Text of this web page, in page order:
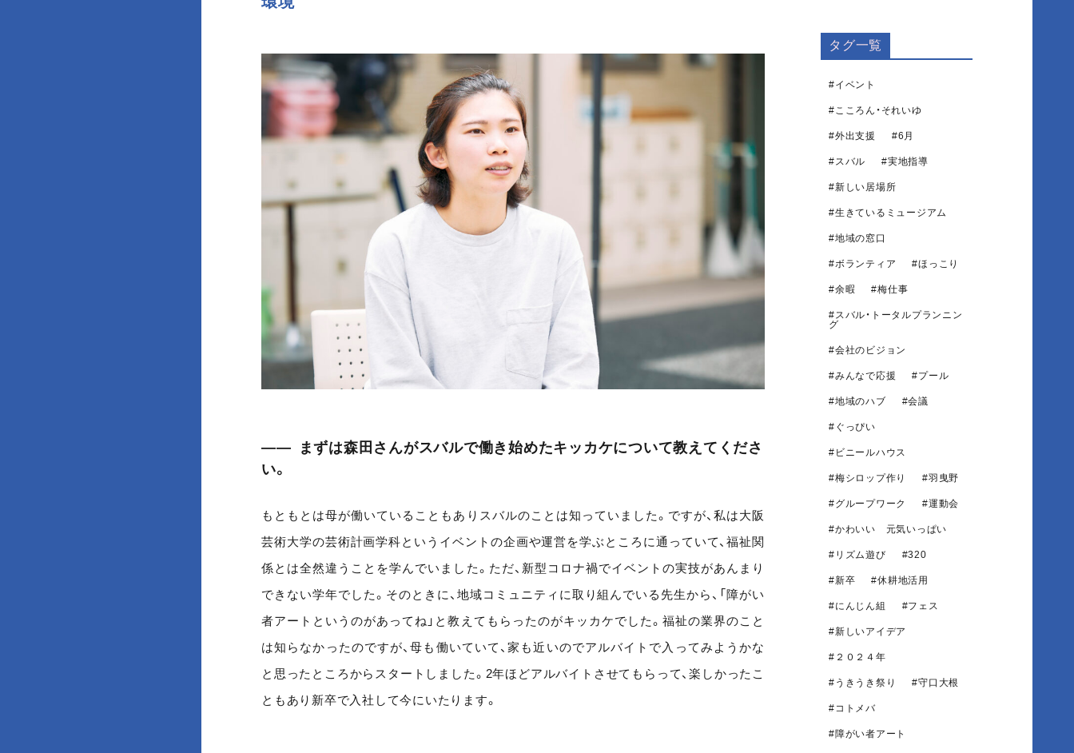
まずは森田さんがスバルで働き始めたキッカケについて教えてくださ
い。
もともとは母が働いていることもありスバルのことは知っていました。ですが、私は大阪
芸術大学の芸術計画学科というイベントの企画や運営を学ぶところに通っていて、福祉関
係とは全然違うことを学んでいました。ただ、新型コロナ禍でイベントの実技があんまり
できない学年でした。そのときに、地域コミュニティに取り組んでいる先生から、「障がい
者アートというのがあってね」と教えてもらったのがキッカケでした。福祉の業界のこと
は知らなかったのですが、母も働いていて、家も近いのでアルバイトで入ってみようかな
と思ったところからスタートしました。2年ほどアルバイトさせてもらって、楽しかったこ
ともあり新卒で入社して今にいたります。
タグ一覧
イベント
こころん・それいゆ
外出支援 6月
スバル 実地指導
新しい居場所
生きているミュージアム
地域の窓口
ボランティア ほっこり
余暇 梅仕事
スバル・トータルプランニン
グ
会社のビジョン
みんなで応援 プール
地域のハブ 会議
ぐっぴい
ビニールハウス
梅シロップ作り 羽曳野
グループワーク 運動会
かわいい 元気いっぱい
リズム遊び 320
新卒 休耕地活用
にんじん組 フェス
新しいアイデア
２０２４年
うきうき祭り 守口大根
コトメバ
障がい者アート